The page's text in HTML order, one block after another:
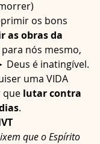
os bons
as obras da
nós mesmo,
Deus é inatingível.
uma VIDA
que lutar contra
.
que o Espírito